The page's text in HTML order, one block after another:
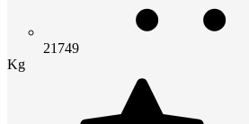
21749
Kg